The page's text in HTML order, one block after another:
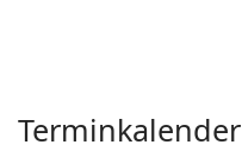
Terminkalender